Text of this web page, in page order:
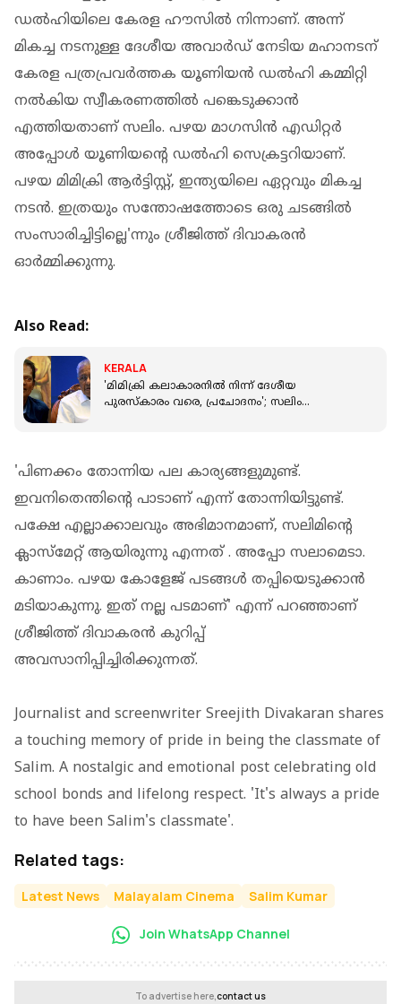
ഡൽഹിയിലെ കേരള ഹൗസിൽ നിന്നാണ്. അന്ന്
മികച്ച നടനുള്ള ദേശീയ അവാർഡ് നേടിയ മഹാനടന്
കേരള പത്രപ്രവർത്തക യൂണിയൻ ഡൽഹി കമ്മിറ്റി
നൽകിയ സ്വീകരണത്തിൽ പങ്കെടുക്കാൻ
എത്തിയതാണ് സലിം. പഴയ മാഗസിൻ എഡിറ്റർ
അപ്പോൾ യൂണിയൻ്റെ ഡൽഹി സെക്രട്ടറിയാണ്.
പഴയ മിമിക്രി ആർട്ടിസ്റ്റ്, ഇന്ത്യയിലെ ഏറ്റവും മികച്ച
നടൻ. ഇത്രയും സന്തോഷത്തോടെ ഒരു ചടങ്ങിൽ
സംസാരിച്ചിട്ടില്ലെ'ന്നും ശ്രീജിത്ത് ദിവാകരൻ
ഓർമ്മിക്കുന്നു.
Also Read:
KERALA
'മിമിക്രി കലാകാരനിൽ നിന്ന് ദേശീയ
പുരസ്‌കാരം വരെ, പ്രചോദനം'; സലിം
'പിണക്കം തോന്നിയ പല കാര്യങ്ങളുമുണ്ട്.
ഇവനിതെന്തിൻ്റെ പാടാണ് എന്ന് തോന്നിയിട്ടുണ്ട്.
പക്ഷേ എല്ലാക്കാലവും അഭിമാനമാണ്, സലിമിൻ്റെ
ക്ലാസ്മേറ്റ് ആയിരുന്നു എന്നത് . അപ്പോ സലാമെടാ.
കാണാം. പഴയ കോളേജ് പടങ്ങൾ തപ്പിയെടുക്കാൻ
മടിയാകുന്നു. ഇത് നല്ല പടമാണ്' എന്ന് പറഞ്ഞാണ്
ശ്രീജിത്ത് ദിവാകരൻ കുറിപ്പ്
അവസാനിപ്പിച്ചിരിക്കുന്നത്.
Journalist and screenwriter Sreejith Divakaran shares
a touching memory of pride in being the classmate of
Salim. A nostalgic and emotional post celebrating old
school bonds and lifelong respect. 'It's always a pride
to have been Salim's classmate'.
Related tags:
Latest News Malayalam Cinema Salim Kumar
Join WhatsApp Channel
To advertise here,contact us